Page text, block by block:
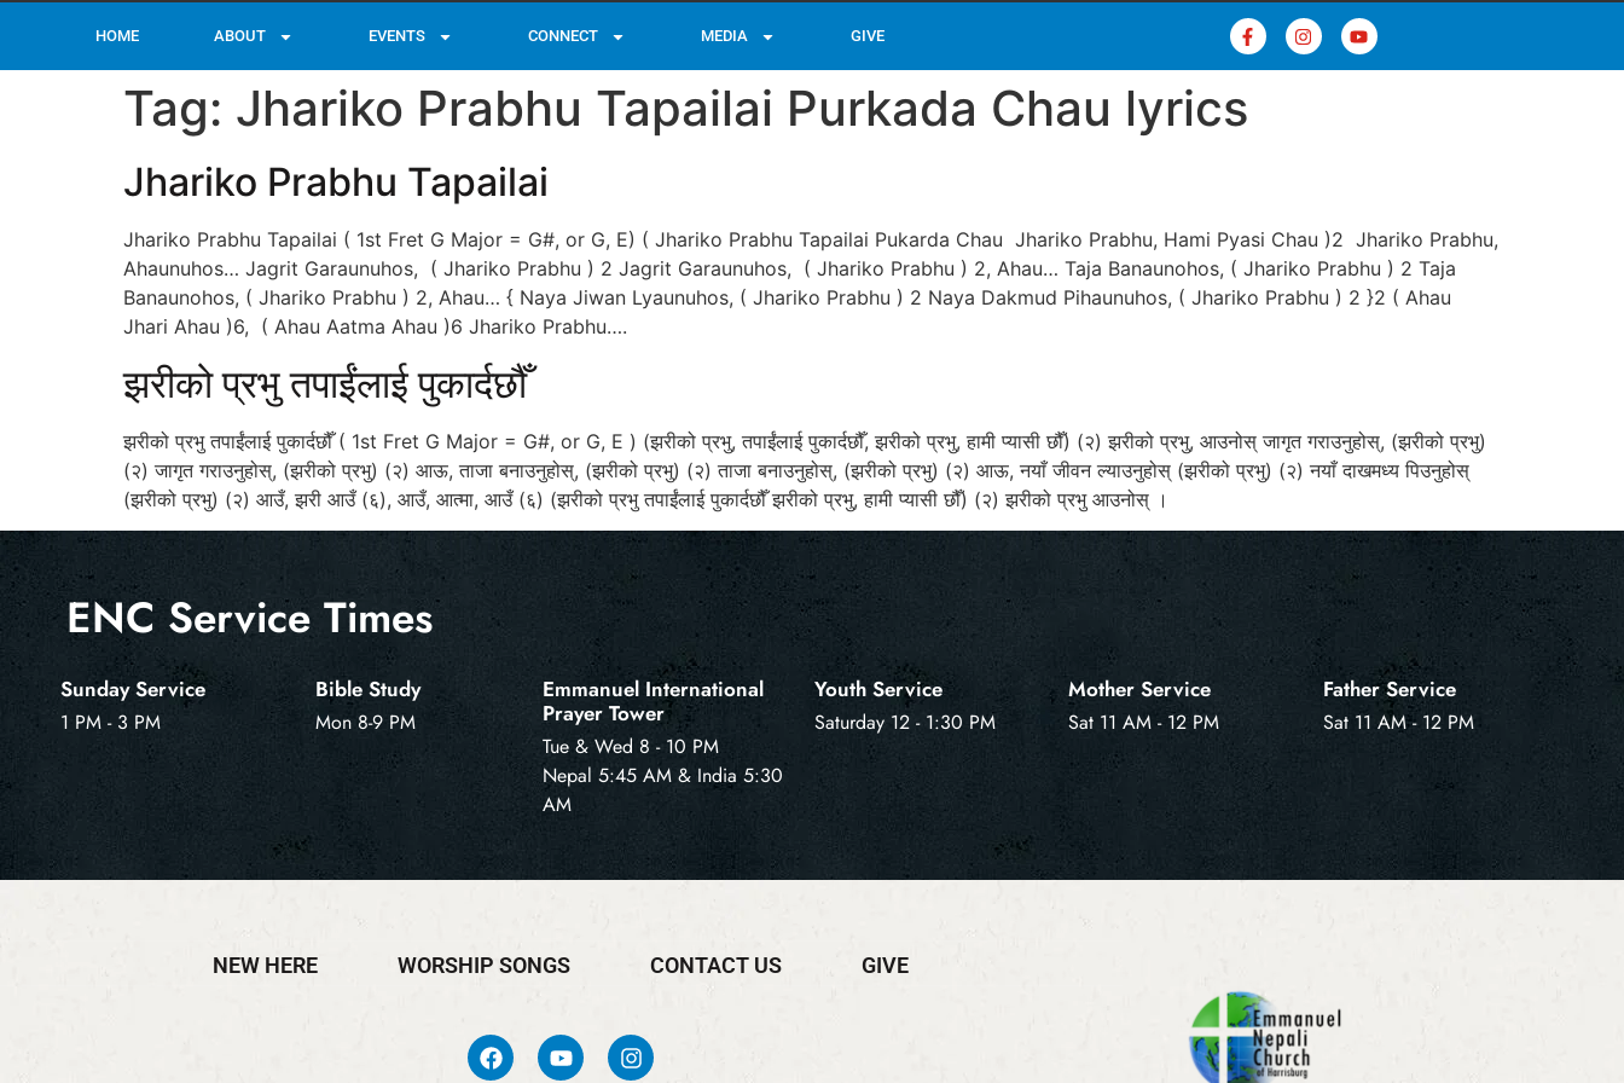
HOME ABOUT EVENTS CONNECT MEDIA GIVE
Tag: Jhariko Prabhu Tapailai Purkada Chau lyrics
Jhariko Prabhu Tapailai
Jhariko Prabhu Tapailai ( 1st Fret G Major = G#, or G, E) ( Jhariko Prabhu Tapailai Pukarda Chau Jhariko Prabhu, Hami Pyasi Chau )2 Jhariko Prabhu,
Ahaunuhos… Jagrit Garaunuhos, ( Jhariko Prabhu ) 2 Jagrit Garaunuhos, ( Jhariko Prabhu ) 2, Ahau… Taja Banaunohos, ( Jhariko Prabhu ) 2 Taja
Banaunohos, ( Jhariko Prabhu ) 2, Ahau… { Naya Jiwan Lyaunuhos, ( Jhariko Prabhu ) 2 Naya Dakmud Pihaunuhos, ( Jhariko Prabhu ) 2 }2 ( Ahau
Jhari Ahau )6, ( Ahau Aatma Ahau )6 Jhariko Prabhu….
झरीको प्रभु तपाईंलाई पुकार्दछौँ
झरीको प्रभु तपाईंलाई पुकार्दछौँ ( 1st Fret G Major = G#, or G, E ) (झरीको प्रभु, तपाईंलाई पुकार्दछौँ, झरीको प्रभु, हामी प्यासी छौँ) (२) झरीको प्रभु, आउनोस्‌ जागृत गराउनुहोस्‌, (झरीको प्रभु)
(२) जागृत गराउनुहोस्‌, (झरीको प्रभु) (२) आऊ, ताजा बनाउनुहोस्‌, (झरीको प्रभु) (२) ताजा बनाउनुहोस्‌, (झरीको प्रभु) (२) आऊ, नयाँ जीवन ल्याउनुहोस्‌ (झरीको प्रभु) (२) नयाँ दाखमध्य पिउनुहोस्‌
(झरीको प्रभु) (२) आउँ, झरी आउँ (६), आउँ, आत्मा, आउँ (६) (झरीको प्रभु तपाईंलाई पुकार्दछौँ झरीको प्रभु, हामी प्यासी छौँ) (२) झरीको प्रभु आउनोस्‌ ।
ENC Service Times
Sunday Service
1 PM - 3 PM
Bible Study
Mon 8-9 PM
Emmanuel International
Prayer Tower
Tue & Wed 8 - 10 PM
Nepal 5:45 AM & India 5:30
AM
Youth Service
Saturday 12 - 1:30 PM
Mother Service
Sat 11 AM - 12 PM
Father Service
Sat 11 AM - 12 PM
NEW HERE WORSHIP SONGS CONTACT US GIVE